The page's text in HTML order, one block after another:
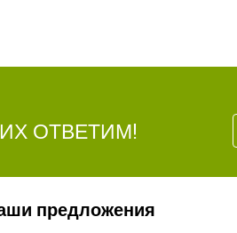
ОТВЕТИМ!
предложения